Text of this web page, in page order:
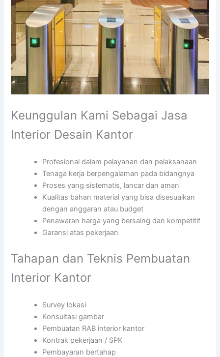
Keunggulan Kami Sebagai Jasa
Interior Desain Kantor
Profesional dalam pelayanan dan pelaksanaan
Tenaga kerja berpengalaman pada bidangnya
Proses yang sistematis, lancar dan aman
Kualitas bahan material yang bisa disesuaikan
dengan anggaran atau budget
Penawaran harga yang bersaing dan kompetitif
Garansi atas pekerjaan
Tahapan dan Teknis Pembuatan
Interior Kantor
Survey lokasi
Konsultasi gambar
Pembuatan RAB interior kantor
Kontrak pekerjaan / SPK
Pembayaran bertahap